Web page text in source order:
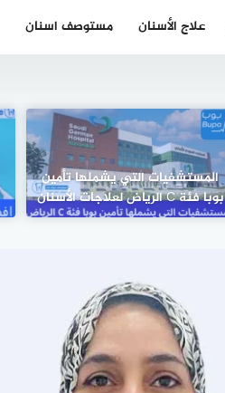
علاج الأسنان مستوصف اسنان
المستشفيات التي يشملها تأمين
بوبا فئة C الرياض لعلاجات الأسنان